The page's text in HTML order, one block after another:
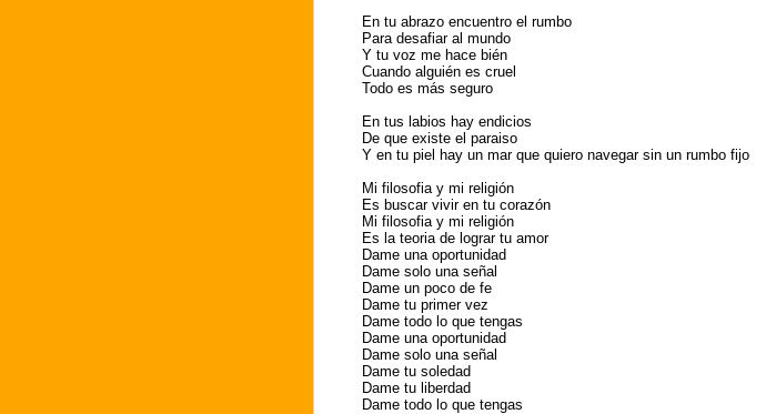
En tu abrazo encuentro el rumbo
Para desafiar al mundo
Y tu voz me hace bién
Cuando alguién es cruel
Todo es más seguro
En tus labios hay endicios
De que existe el paraiso
Y en tu piel hay un mar que quiero navegar sin un rumbo fijo
Mi filosofia y mi religión
Es buscar vivir en tu corazón
Mi filosofia y mi religión
Es la teoria de lograr tu amor
Dame una oportunidad
Dame solo una señal
Dame un poco de fe
Dame tu primer vez
Dame todo lo que tengas
Dame una oportunidad
Dame solo una señal
Dame tu soledad
Dame tu liberdad
Dame todo lo que tengas